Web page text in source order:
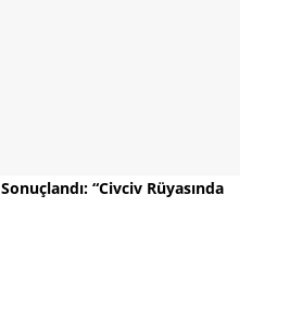
“Civciv Rüyasında